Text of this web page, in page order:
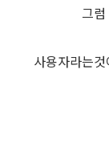
그
사용자라는